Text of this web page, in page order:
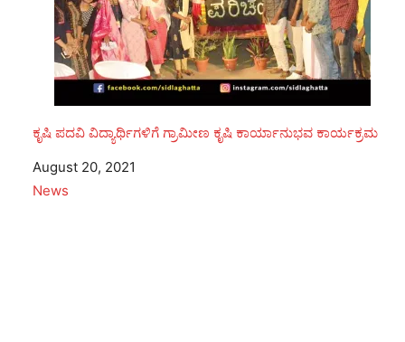
ಕೃಷಿ ಪದವಿ ವಿದ್ಯಾರ್ಥಿಗಳಿಗೆ ಗ್ರಾಮೀಣ ಕೃಷಿ ಕಾರ್ಯಾನುಭವ ಕಾರ್ಯಕ್ರಮ
Date
August 20, 2021
In relation to
News